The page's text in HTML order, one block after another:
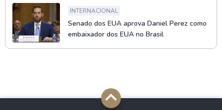
INTERNACIONAL
Senado dos EUA aprova Daniel Perez como
embaixador dos EUA no Brasil